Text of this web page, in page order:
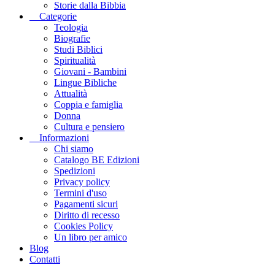
Storie dalla Bibbia
Categorie
Teologia
Biografie
Studi Biblici
Spiritualità
Giovani - Bambini
Lingue Bibliche
Attualità
Coppia e famiglia
Donna
Cultura e pensiero
Informazioni
Chi siamo
Catalogo BE Edizioni
Spedizioni
Privacy policy
Termini d'uso
Pagamenti sicuri
Diritto di recesso
Cookies Policy
Un libro per amico
Blog
Contatti